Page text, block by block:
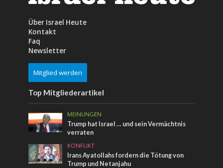
Über Israel Heute
Kontakt
Faq
Newsletter
Mitglied werden
Top Mitgliederartikel
MEINUNGEN
Trump hat Israel … und sein Vermächtnis
verraten
KONFLIKT
Irans Ayatollahs fordern die Tötung von
Trump und Netanjahu